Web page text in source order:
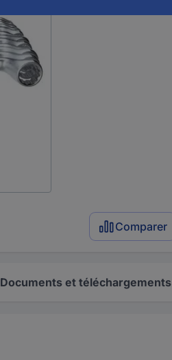
Comparer
Documents et téléchargements